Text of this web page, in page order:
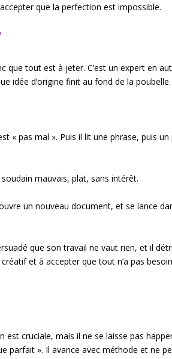
que la perfection est impossible.
que tout est à jeter. C’est un expert en
idée d’origine finit au fond de la poubelle.
« pas mal ». Puis il lit une phrase, puis
mauvais, plat, sans intérêt.
un nouveau document, et se lance
que son travail ne vaut rien, et il
et à accepter que tout n’a pas
est cruciale, mais il ne se laisse pas
parfait ». Il avance avec méthode et ne